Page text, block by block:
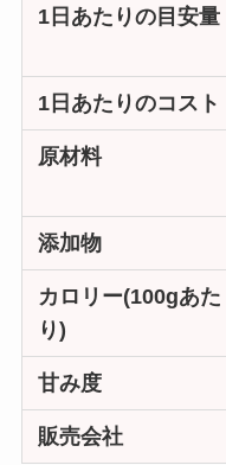
1日あたりの目安量
1日あたりのコスト
原材料
添加物
カロリー(100gあた
り)
甘み度
販売会社